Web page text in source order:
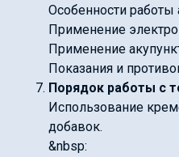
Особенности работы
Применение
Применение
Показания и
Порядок работы с
Использование
добавок.
&nbsp: